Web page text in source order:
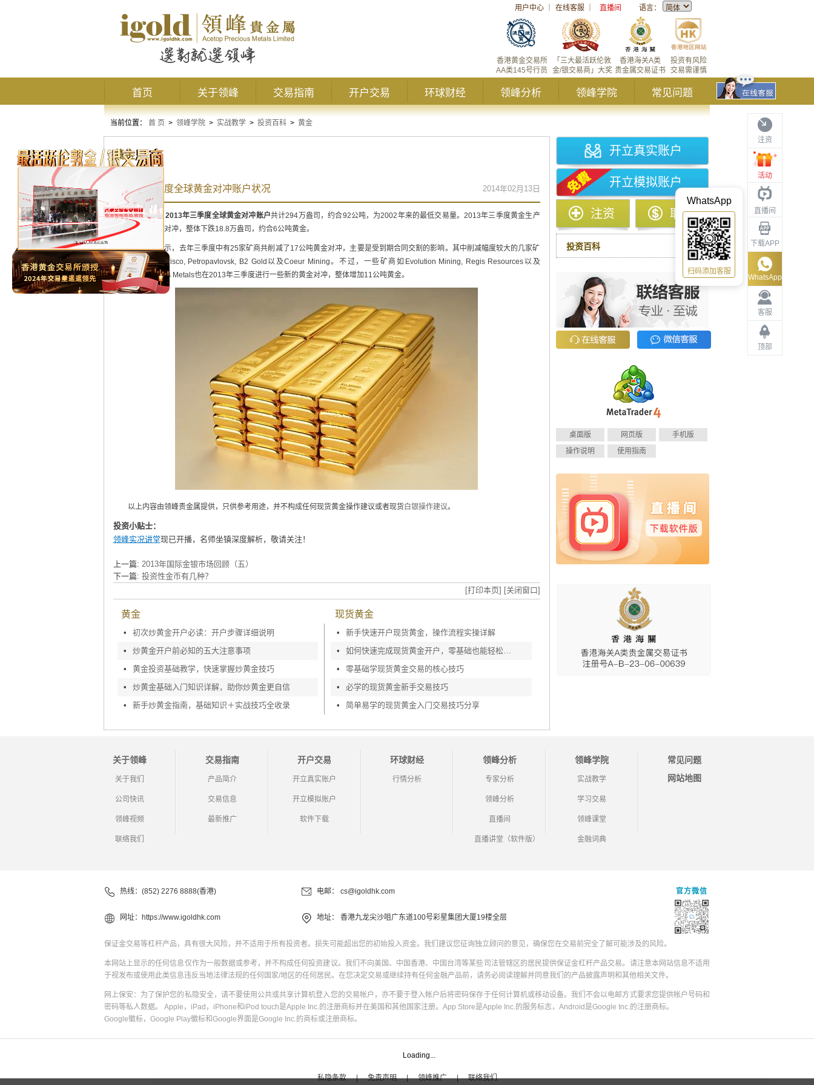
用户中心 在线客服 直播间 语言：
投资有风险
交易需谨慎
香港海关A类
贵金属交易证书
「三大最活跃伦敦
金/银交易商」大奖
香港黄金交易所
AA类145号行员
首页 关于领峰 交易指南 开户交易 环球财经 领峰分析 领峰学院 常见问题
注资
活动
直播间
下载APP
客服
顶部
WhatsApp
WhatsApp
扫码添加客服
当前位置： 首 页 > 领峰学院 > 实战教学 > 投资百科 > 黄金
黄金
2013年三季度全球黄金对冲账户状况 2014年02月13日
数据显示， 2013年三季度全球黄金对冲账户共计294万盎司，约合92公吨，为2002年来的最低交易量。2013年三季度黄金生产
商仍在继续减少对冲，整体下跌18.8万盎司，约合6公吨黄金。
该报告还显示，去年三季度中有25家矿商共削减了17公吨黄金对冲，主要是受到期合同交割的影响。其中削减幅度较大的几家矿
商包括Minera Frisco, Petropavlovsk, B2 Gold以及Coeur Mining。不过，一些矿商如Evolution Mining, Regis Resources以及
Dundee Precious Metals也在2013年三季度进行一些新的黄金对冲，整体增加11公吨黄金。
以上内容由领峰贵金属提供，只供参考用途，并不构成任何现货黄金操作建议或者现货白银操作建议。
投资小贴士：
领峰实况讲堂现已开播，名师坐镇深度解析，敬请关注！
上一篇: 2013年国际金银市场回顾（五）
下一篇: 投资性金币有几种？
[打印本页] [关闭窗口]
黄金
•
初次炒黄金开户必读：开户步骤详细说明
•
炒黄金开户前必知的五大注意事项
•
黄金投资基础教学，快速掌握炒黄金技巧
•
炒黄金基础入门知识详解，助你炒黄金更自信
•
新手炒黄金指南，基础知识＋实战技巧全收录
现货黄金
•
新手快速开户现货黄金，操作流程实操详解
•
如何快速完成现货黄金开户，零基础也能轻松上手
•
零基础学现货黄金交易的核心技巧
•
必学的现货黄金新手交易技巧
•
简单易学的现货黄金入门交易技巧分享
开立真实账户
开立模拟账户
注资 取款
投资百科
桌面版 网页版
手机版
操作说明
使用指南
关于领峰
关于我们
公司快讯
领峰视频
联络我们
交易指南
产品简介
交易信息
最新推广
开户交易
开立真实账户
开立模拟账户
软件下载
环球财经
行情分析
领峰分析
专家分析
领峰分析
直播间
直播讲堂（软件版）
领峰学院
实战教学
学习交易
领峰课堂
金融词典
常见问题
网站地图
热线：(852) 2276 8888(香港) 电邮： cs@igoldhk.com
网址： https://www.igoldhk.com 地址： 香港九龙尖沙咀广东道100号彩星集团大厦19楼全层
官方微信
保证金交易等杠杆产品，具有很大风险，并不适用于所有投资者。损失可能超出您的初始投入资金。我们建议您征询独立顾问的意见，确保您在交易前完全了解可能涉及的风险。
本网站上显示的任何信息仅作为一般数据或参考，并不构成任何投资建议。我们不向美国、中国香港、中国台湾等某些司法管辖区的居民提供保证金杠杆产品交易。请注意本网站信息不适用
于视发布或使用此类信息违反当地法律法规的任何国家/地区的任何居民。在您决定交易或继续持有任何金融产品前，请务必阅读理解并同意我们的产品披露声明和其他相关文件。
网上保安：为了保护您的私隐安全，请不要使用公共或共享计算机登入您的交易帐户，亦不要于登入帐户后将密码保存于任何计算机或移动设备。我们不会以电邮方式要求您提供帐户号码和
密码等私人数据。 Apple，iPad，iPhone和iPod touch是Apple Inc.的注册商标并在美国和其他国家注册。App Store是Apple Inc.的服务标志，Android是Google Inc.的注册商标。
Google徽标，Google Play徽标和Google界面是Google Inc.的商标或注册商标。
Loading...
私隐条款 | 免责声明 | 领峰推广 | 联络我们